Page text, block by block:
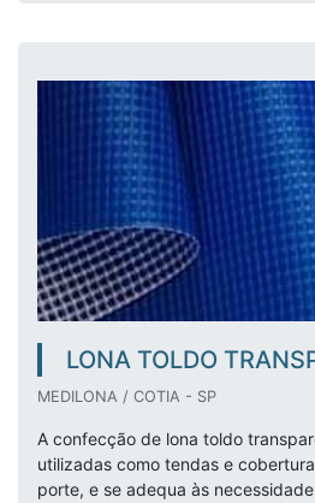
LONA TOLDO
MEDILONA / COTIA - SP
A confecção de lona toldo
utilizadas como tendas e
porte, e se adequa às